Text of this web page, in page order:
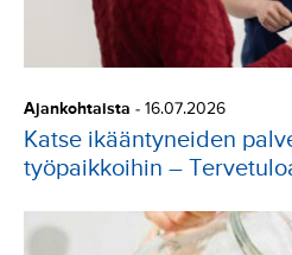
Ajankohtaista - 16.07.2026
Katse ikääntyneiden
työpaikkoihin –